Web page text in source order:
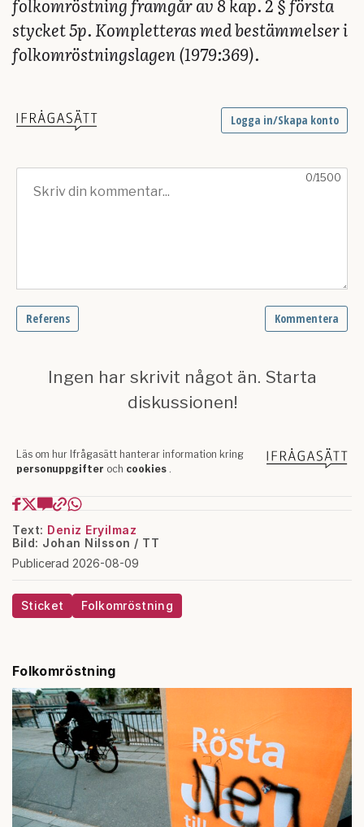
stycket 5p. Kompletteras med bestämmelser i
folkomröstningslagen (1979:369).
Text: Deniz Eryilmaz
Bild: Johan Nilsson / TT
Publicerad 2026-08-09
Sticket Folkomröstning
Folkomröstning